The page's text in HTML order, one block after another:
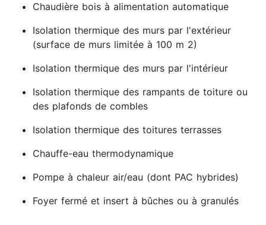
Chaudière bois à alimentation automatique
Isolation thermique des murs par l'extérieur
(surface de murs limitée à 100 m 2)
Isolation thermique des murs par l'intérieur
Isolation thermique des rampants de toiture ou
des plafonds de combles
Isolation thermique des toitures terrasses
Chauffe-eau thermodynamique
Pompe à chaleur air/eau (dont PAC hybrides)
Foyer fermé et insert à bûches ou à granulés